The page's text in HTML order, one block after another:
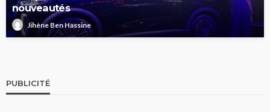
nouveautés
Jihène Ben Hassine
PUBLICITÉ